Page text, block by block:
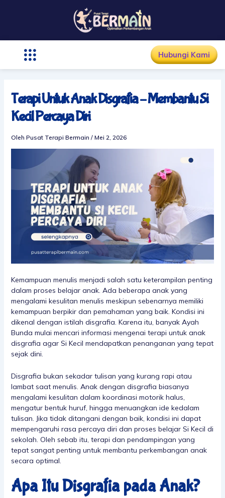
Hubungi Kami
Terapi Untuk Anak Disgrafia – Membantu Si
Kecil Percaya Diri
Oleh Pusat Terapi Bermain / Mei 2, 2026
Kemampuan menulis menjadi salah satu keterampilan penting
dalam proses belajar anak. Ada beberapa anak yang
mengalami kesulitan menulis meskipun sebenarnya memiliki
kemampuan berpikir dan pemahaman yang baik. Kondisi ini
dikenal dengan istilah disgrafia. Karena itu, banyak Ayah
Bunda mulai mencari informasi mengenai terapi untuk anak
disgrafia agar Si Kecil mendapatkan penanganan yang tepat
sejak dini.
Disgrafia bukan sekadar tulisan yang kurang rapi atau
lambat saat menulis. Anak dengan disgrafia biasanya
mengalami kesulitan dalam koordinasi motorik halus,
mengatur bentuk huruf, hingga menuangkan ide kedalam
tulisan. Jika tidak ditangani dengan baik, kondisi ini dapat
mempengaruhi rasa percaya diri dan proses belajar Si Kecil di
sekolah. Oleh sebab itu, terapi dan pendampingan yang
tepat sangat penting untuk membantu perkembangan anak
secara optimal.
Apa Itu Disgrafia pada Anak?